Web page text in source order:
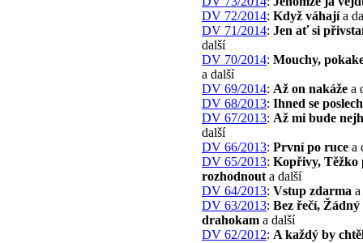
DV 72/2014: Když váhajía
DV 71/2014: Jen ať si
další
DV 70/2014: Mouchy,
a další
DV 69/2014: Až on nakáže a
DV 68/2013: Ihned se
DV 67/2013: Až mi bude
další
DV 66/2013: První po ruce a
DV 65/2013: Kopřivy, Těžko
rozhodnout a další
DV 64/2013: Vstup zdarma
DV 63/2013: Bez řečí, Žádný
drahokam a další
DV 62/2012: A každý by